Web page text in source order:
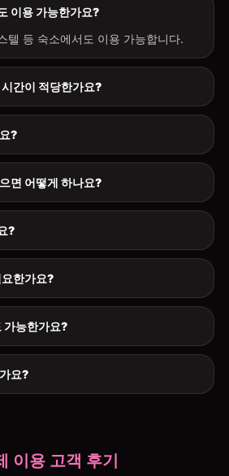
이용 가능한가요?
텔 등 숙소에서도 이용 가능합니다.
간이 적당한가요?
?
면 어떻게 하나요?
?
한가요?
가능한가요?
요?
이용 고객 후기